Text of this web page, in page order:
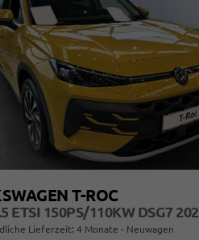
T-ROC
Lieferzeit: 4 Monate Neuwagen